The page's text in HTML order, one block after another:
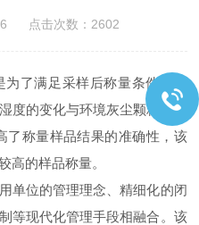
点击次数：2602
为了满足采样后称量条件的要
度的变化与环境灰尘颗粒物对
了称量样品结果的准确性，该
高的样品称量。
位的管理理念、精细化的闭
等现代化管理手段相融合。该